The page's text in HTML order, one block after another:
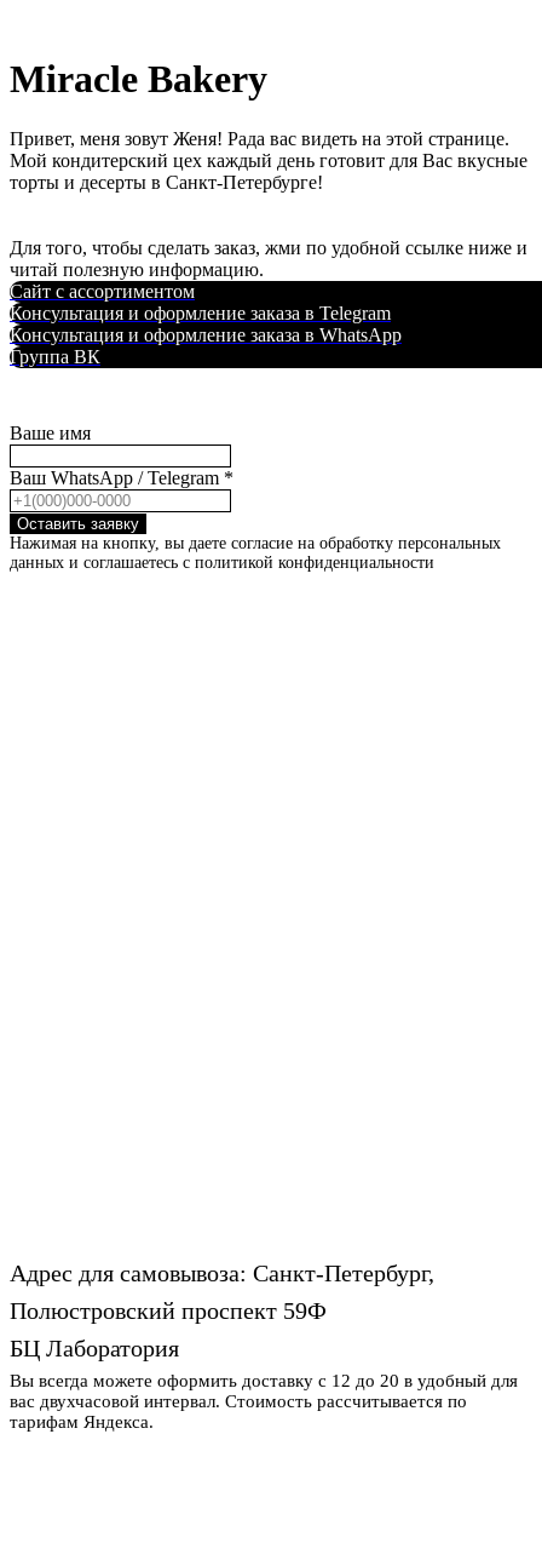
Miracle Bakery
Привет, меня зовут Женя! Рада вас видеть на этой странице.
Мой кондитерский цех каждый день готовит для Вас вкусные
торты и десерты в Санкт-Петербурге!
Для того, чтобы сделать заказ, жми по удобной ссылке ниже и
читай полезную информацию.
Сайт с ассортиментом
Консультация и оформление заказа в Telegram
Консультация и оформление заказа в WhatsApp
Группа ВК
Ваше имя
Ваш WhatsApp / Telegram *
Оставить заявку
Нажимая на кнопку, вы даете согласие на обработку персональных
данных и соглашаетесь c политикой конфиденциальности
Адрес для самовывоза: Санкт-Петербург,
Полюстровский проспект 59Ф
БЦ Лаборатория
Вы всегда можете оформить доставку с 12 до 20 в удобный для
вас двухчасовой интервал. Стоимость рассчитывается по
тарифам Яндекса.